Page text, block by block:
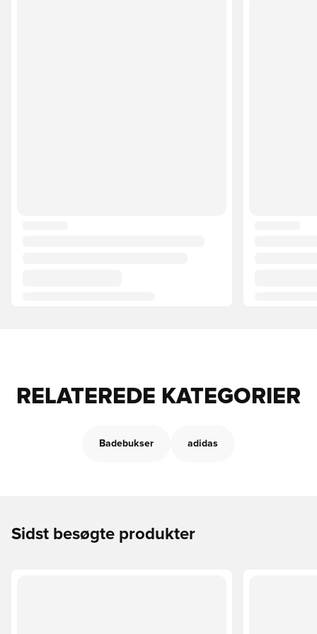
RELATEREDE KATEGORIER
Badebukser adidas
Sidst besøgte produkter